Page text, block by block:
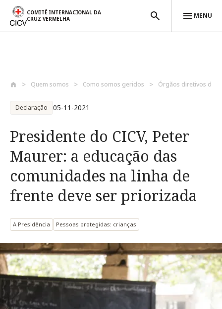
COMITÊ INTERNACIONAL DA
CRUZ VERMELHA
MENU
Quem somos Como somos geridos Órgãos diretivos do
Declaração 05-11-2021
Presidente do CICV, Peter
Maurer: a educação das
comunidades na linha de
frente deve ser priorizada
A Presidência Pessoas protegidas: crianças